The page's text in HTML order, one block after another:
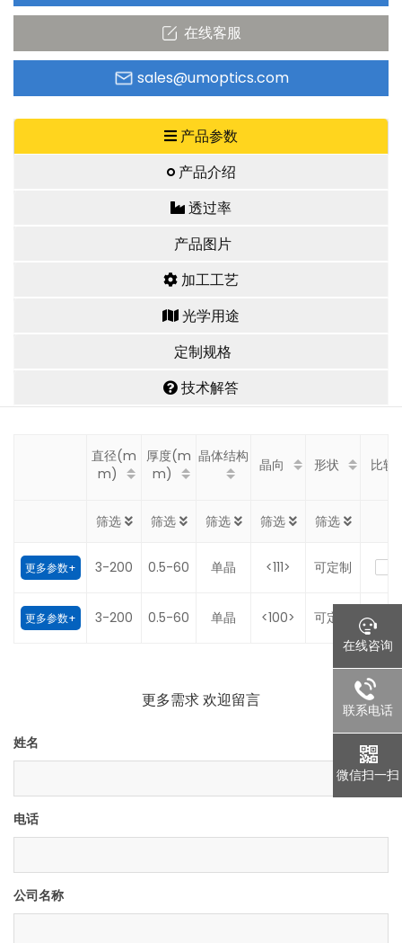
在线客服
sales@umoptics.com
产品参数
产品介绍
透过率
产品图片
加工工艺
光学用途
定制规格
技术解答
直径(m
m)
厚度(m
m)
晶体结构 晶向 形状 比较
筛选 筛选 筛选 筛选 筛选
更多参数+ 3-200 0.5-60 单晶 <111> 可定制
更多参数+ 3-200 0.5-60 单晶 <100> 可定制
更多需求 欢迎留言
姓名
电话
公司名称
在线咨询
联系电话
微信扫一扫